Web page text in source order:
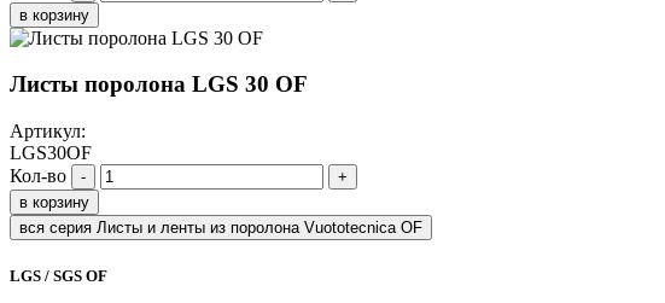
в корзину
Листы поролона LGS 30 OF
Артикул:
LGS30OF
Кол-во
-
+
в корзину
вся серия Листы и ленты из поролона Vuototecnica OF
LGS / SGS OF